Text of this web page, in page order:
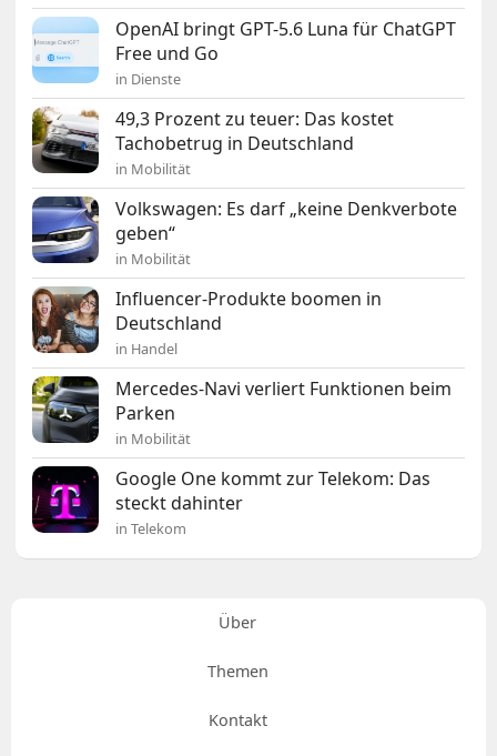
OpenAI bringt GPT-5.6 Luna für ChatGPT
Free und Go
in Dienste
49,3 Prozent zu teuer: Das kostet
Tachobetrug in Deutschland
in Mobilität
Volkswagen: Es darf „keine Denkverbote
geben“
in Mobilität
Influencer-Produkte boomen in
Deutschland
in Handel
Mercedes-Navi verliert Funktionen beim
Parken
in Mobilität
Google One kommt zur Telekom: Das
steckt dahinter
in Telekom
Über
Themen
Kontakt